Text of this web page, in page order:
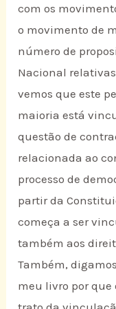
com os
o movimento de
número de
Nacional relativas
vemos que este
maioria está
questão de
relacionada ao
processo de
partir da
começa a ser
também aos
Também,
meu livro por